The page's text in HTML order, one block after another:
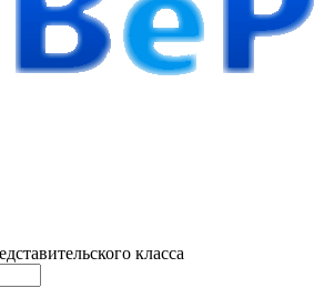
класса